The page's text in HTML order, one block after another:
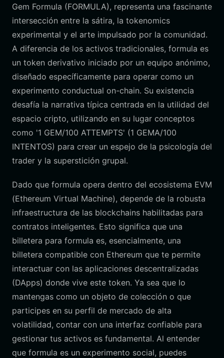
Gem Formula (FORMULA), representa una fascinante
intersección entre la sátira, la tokenomics
experimental y el arte impulsado por la comunidad.
A diferencia de los activos tradicionales, formula es
un token derivativo iniciado por un equipo anónimo,
diseñado específicamente para operar como un
experimento conductual on-chain. Su existencia
desafía la narrativa típica centrada en la utilidad del
espacio cripto, utilizando en su lugar conceptos
como '1 GEM/100 ATTEMPTS' (1 GEMA/100
INTENTOS) para crear un espejo de la psicología del
trader y la superstición grupal.
Dado que formula opera dentro del ecosistema EVM
(Ethereum Virtual Machine), depende de la robusta
infraestructura de las blockchains habilitadas para
contratos inteligentes. Esto significa que una
billetera para formula es, esencialmente, una
billetera compatible con Ethereum que te permite
interactuar con las aplicaciones descentralizadas
(DApps) donde vive este token. Ya sea que lo
mantengas como un objeto de colección o que
participes en su perfil de mercado de alta
volatilidad, contar con una interfaz confiable para
gestionar tus activos es fundamental. Al entender
que formula es un experimento social, puedes